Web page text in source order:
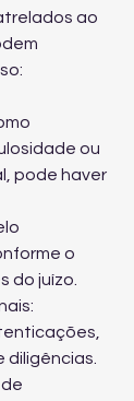
ao
ou
pode haver
o
do juízo.